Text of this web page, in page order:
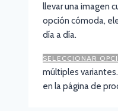
llevar una imagen
opción cómoda,
día a día.
SELECCIONAR
múltiples
en la página de